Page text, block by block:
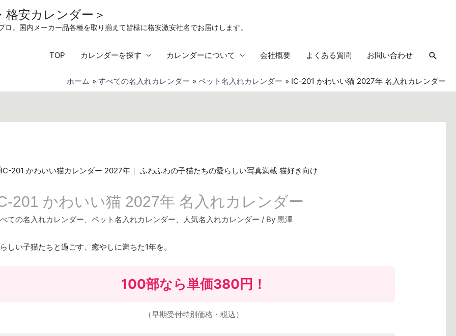
安カレンダー＞
。国内メーカー品各種を取り揃えて皆様に格安激安社名でお届けします。
TOP カレンダーを探す カレンダーについて 会社概要 よくある質問 お問い合わせ 検
ホーム すべての名入れカレンダー ペット名入れカレンダー IC-201 かわいい猫 2027年 名入れカレンダー
201 かわいい猫 2027年 名入れカレンダー
ての名入れカレンダー ペット名入れカレンダー 人気名入れカレンダー / By 黒澤
しい子猫たちと過ごす、癒やしに満ちた1年を。
100部なら単価380円 ！
（早期受付特別価格・税込）